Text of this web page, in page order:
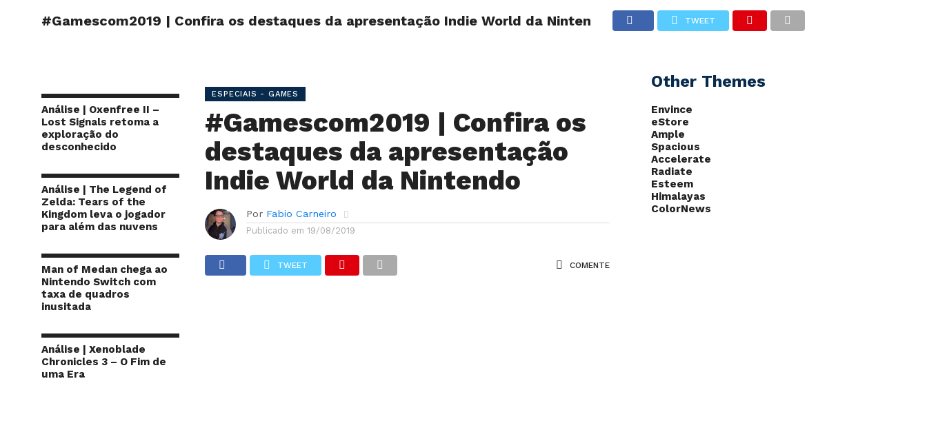
CRÍTICAS NOTÍCIAS PODCASTS
#Gamescom2019 | Confira os destaques da apresentação Indie World da Nintendo TWEET
Análise | Oxenfree II –
Lost Signals retoma a
exploração do
desconhecido
Análise | The Legend of
Zelda: Tears of the
Kingdom leva o jogador
para além das nuvens
Man of Medan chega ao
Nintendo Switch com
taxa de quadros
inusitada
Análise | Xenoblade
Chronicles 3 – O Fim de
uma Era
ESPECIAIS - GAMES
#Gamescom2019 | Confira os
destaques da apresentação
Indie World da Nintendo
Por Fabio Carneiro
Publicado em 19/08/2019
TWEET COMENTE
Other Themes
Envince
eStore
Ample
Spacious
Accelerate
Radiate
Esteem
Himalayas
ColorNews